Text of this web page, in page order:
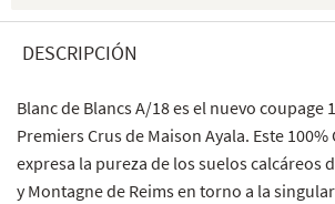
DESCRIPCIÓN
Blanc de Blancs A/18 es el nuevo coupage
Premiers Crus de Maison Ayala. Este
expresa la pureza de los suelos calcáreos
y Montagne de Reims en torno a la